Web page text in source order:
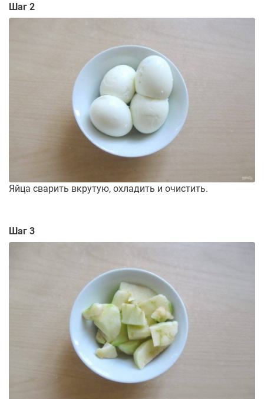
Шаг 2
Яйца сварить вкрутую, охладить и очистить.
Шаг 3